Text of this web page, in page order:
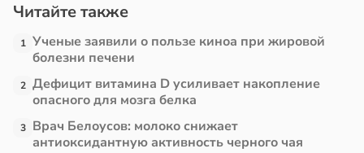
Читайте также
1 Ученые заявили о пользе киноа при жировой
болезни печени
2 Дефицит витамина D усиливает накопление
опасного для мозга белка
3 Врач Белоусов: молоко снижает
антиоксидантную активность черного чая